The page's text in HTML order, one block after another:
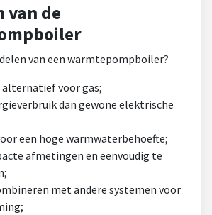
van de
van een warmtepompboiler?
alternatief voor gas;
dan gewone elektrische
een hoge warmwaterbehoefte;
afmetingen en eenvoudig te
met andere systemen voor